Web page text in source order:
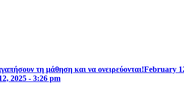
τη μάθηση και να ονειρεύονται!February
2025 - 3:26 pm